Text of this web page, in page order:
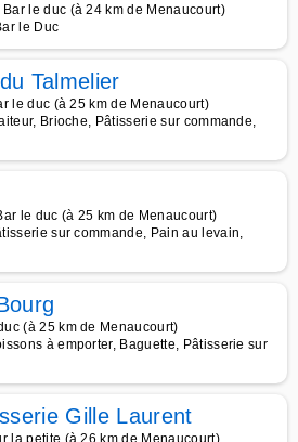
le duc (à 24 km de Menaucourt)
le Duc
Talmelier
le duc (à 25 km de Menaucourt)
Brioche, Pâtisserie sur commande,
le duc (à 25 km de Menaucourt)
sur commande, Pain au levain,
(à 25 km de Menaucourt)
à emporter, Baguette, Pâtisserie sur
Gille Laurent
la petite (à 26 km de Menaucourt)